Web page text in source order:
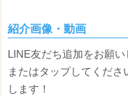
紹介画像・動画
LINE友だち追加をお願
またはタップしてくだ
します！